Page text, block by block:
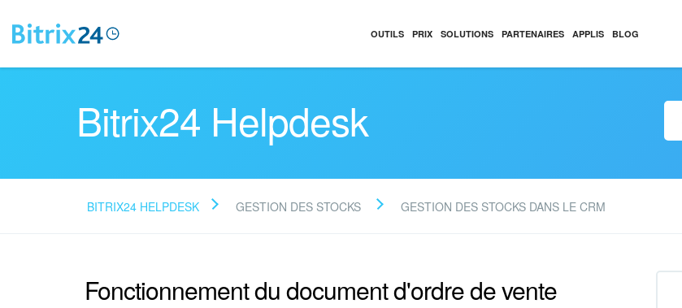
OUTILS PRIX SOLUTIONS PARTENAIRES APPLIS BLOG
Bitrix24 Helpdesk
BITRIX24 HELPDESK GESTION DES STOCKS GESTION DES STOCKS DANS LE CRM
Fonctionnement du document d'ordre de vente